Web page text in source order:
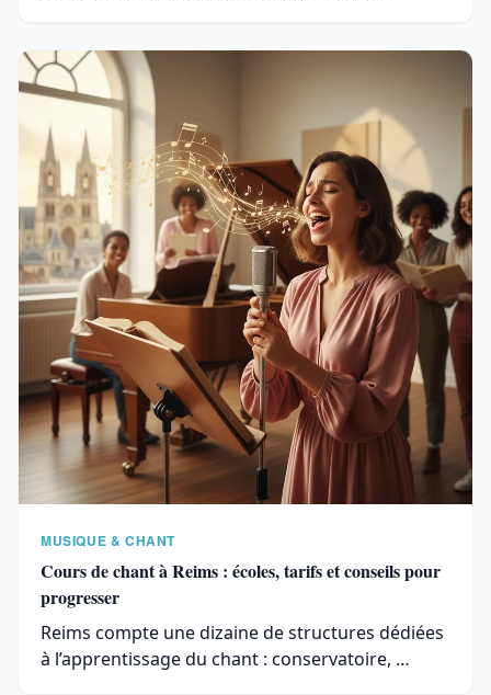
MUSIQUE & CHANT
Cours de chant à Reims : écoles, tarifs et conseils pour
progresser
Reims compte une dizaine de structures dédiées
à l’apprentissage du chant : conservatoire, …